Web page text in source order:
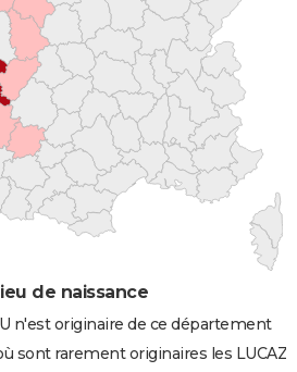
de naissance
n'est originaire de ce département
sont rarement originaires les